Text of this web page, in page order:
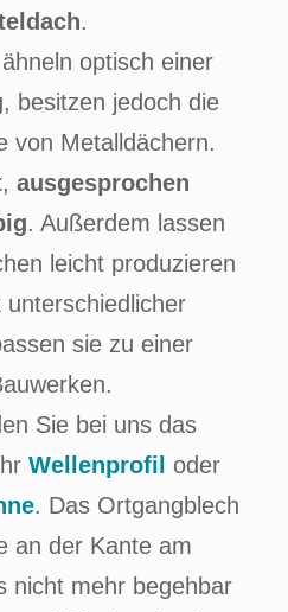
.
optisch einer
besitzen jedoch die
von Metalldächern.
, ausgesprochen
. Außerdem lassen
leicht produzieren
sie zu einer
Sie bei uns das
Wellenprofil
oder
. Das Ortgangblech
an der Kante am
nicht mehr begehbar